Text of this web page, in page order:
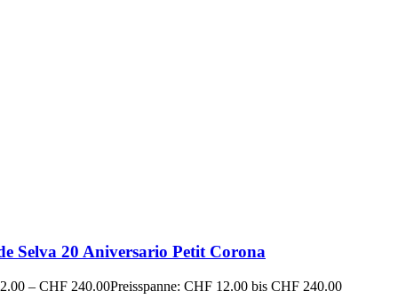
Selva 20 Aniversario Petit Corona
– CHF 240.00Preisspanne: CHF 12.00 bis CHF 240.00